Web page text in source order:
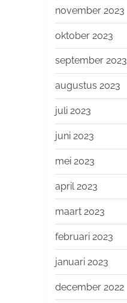
november 2023
oktober 2023
september 2023
augustus 2023
juli 2023
juni 2023
mei 2023
april 2023
maart 2023
februari 2023
januari 2023
december 2022